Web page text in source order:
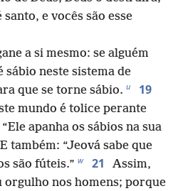
e vocês são esse
a si mesmo: se alguém
sábio neste sistema de
que se torne sábio. u 19
mundo é tolice perante
apanha os sábios na sua
E também: “Jeová sabe que
são fúteis.” w 21
Assim,
orgulho nos homens; porque